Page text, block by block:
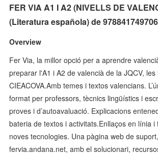
FER VIA A1 I A2 (NIVELLS DE
(Literatura española) de
Overview
Fer Via, la millor opció per a aprendre
preparar l'A1 i A2 de valencià de la JQCV, les
CIEACOVA.Amb temes i textos valencians.
format per professors, tècnics lingüístics i
proves i d’autoavaluació. Explicacions
bateria de textos i activitats.Enllaços en línia i
noves tecnologies. Una pàgina web de suport,
fervia.andana.net, amb el solucionari,